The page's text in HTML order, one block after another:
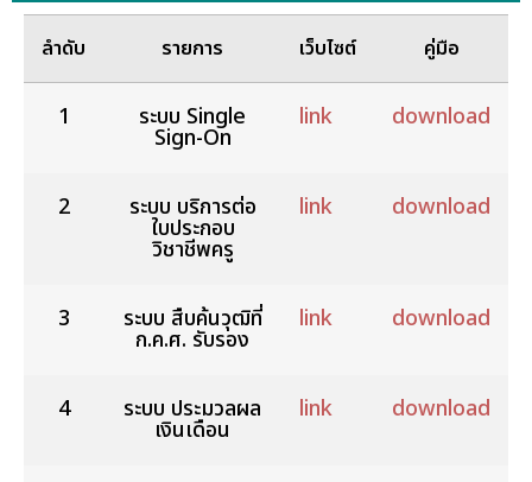
ลำดับ รายการ เว็บไซต์ คู่มือ
1 ระบบ Single
Sign-On
link download
2 ระบบ บริการต่อ
ใบประกอบ
วิชาชีพครู
link download
3 ระบบ สืบค้นวุฒิที่
ก.ค.ศ. รับรอง
link download
4 ระบบ ประมวลผล
เงินเดือน
link download